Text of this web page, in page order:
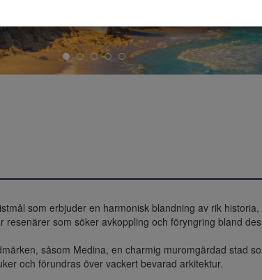
som erbjuder en harmonisk blandning av rik
som söker avkoppling och föryngring bland
såsom Medina, en charmig muromgärdad stad
och förundras över vackert bevarad arkitektur.